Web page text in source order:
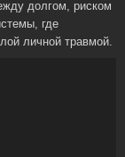
долгом, риском
где
личной травмой.